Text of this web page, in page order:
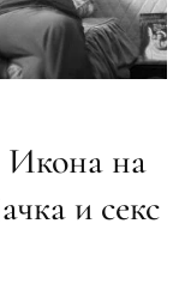
на
и секс